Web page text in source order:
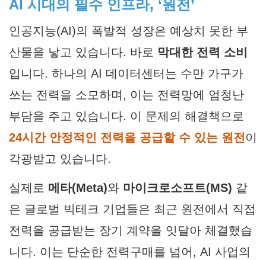
AI 시대의 필수 인프라, ‘원전’
인공지능(AI)의 폭발적 성장은 예상치 못한 부
산물을 낳고 있습니다. 바로 막대한 전력 소비
입니다. 하나의 AI 데이터센터는 수만 가구가
쓰는 전력을 소모하며, 이는 전력망에 엄청난
부담을 주고 있습니다. 이 문제의 해결책으로
24시간 안정적인 전력을 공급할 수 있는 원전이
각광받고 있습니다.
실제로 메타(Meta)와 마이크로소프트(MS) 같
은 글로벌 빅테크 기업들은 최근 원전에서 직접
전력을 공급받는 장기 계약을 잇달아 체결했습
니다. 이는 단순한 전력구매를 넘어, AI 사업의